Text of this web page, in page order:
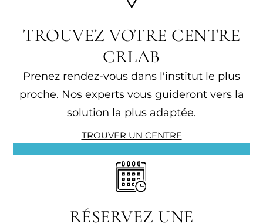
TROUVEZ VOTRE CENTRE
CRLAB
Prenez rendez-vous dans l'institut le plus
proche. Nos experts vous guideront vers la
solution la plus adaptée.
TROUVER UN CENTRE
RÉSERVEZ UNE